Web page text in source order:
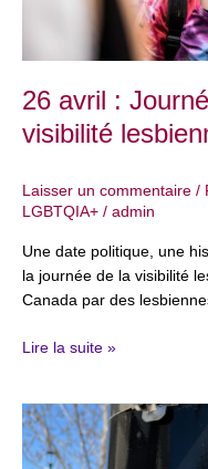
26 avril :
visibilité
Laisser un commentaire /
LGBTQIA+ / admin
Une date politique, une
la journée de la visibilité
Canada par des
Lire la suite »
31
mars
: